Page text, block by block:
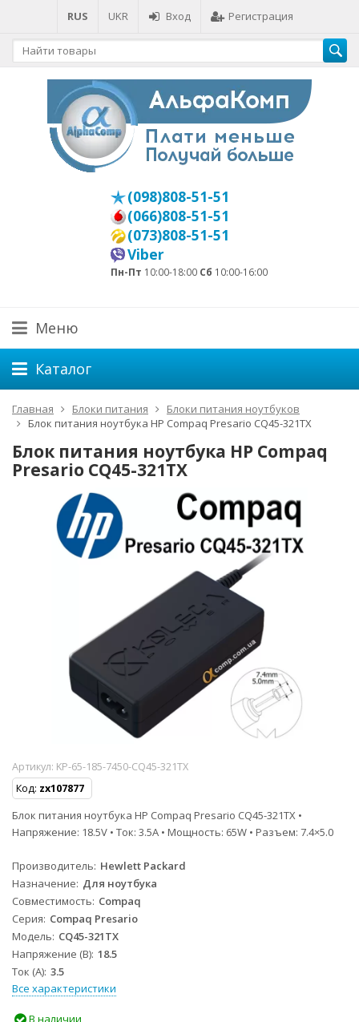
RUS UKR Вход Регистрация
(098)808-51-51
(066)808-51-51
(073)808-51-51
Viber
Пн-Пт 10:00-18:00 Сб 10:00-16:00
Меню
Каталог
Главная Блоки питания
Блоки питания ноутбуков
Блок питания ноутбука HP Compaq Presario CQ45-321TX
Блок питания ноутбука HP Compaq
Presario CQ45-321TX
Артикул: KP-65-185-7450-CQ45-321TX
Код: zx107877
Блок питания ноутбука HP Compaq Presario CQ45-321TX •
Напряжение: 18.5V • Ток: 3.5A • Мощность: 65W • Разъем: 7.4×5.0
Производитель Hewlett Packard
Назначение Для ноутбука
Совместимость Compaq
Серия Compaq Presario
Модель CQ45-321TX
Напряжение (В) 18.5
Ток (А) 3.5
Все характеристики
В наличии